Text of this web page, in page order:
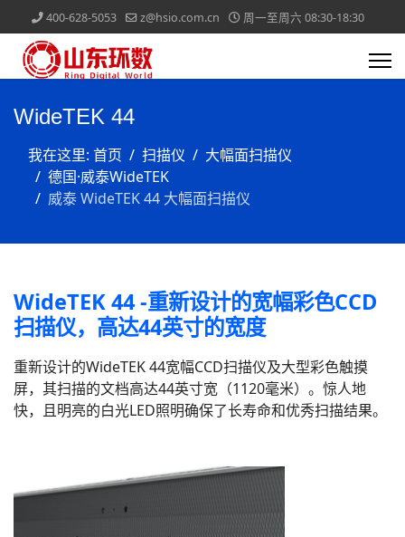
400-628-5053 z@hsio.com.cn 周一至周六 08:30-18:30
WideTEK 44
我在这里: 首页 扫描仪
大幅面扫描仪
德国·威泰WideTEK
威泰 WideTEK 44 大幅面扫描仪
WideTEK 44 -重新设计的宽幅彩色CCD
扫描仪，高达44英寸的宽度
重新设计的WideTEK 44宽幅CCD扫描仪及大型彩色触摸
屏，其扫描的文档高达44英寸宽（1120毫米）。惊人地
快，且明亮的白光LED照明确保了长寿命和优秀扫描结果。